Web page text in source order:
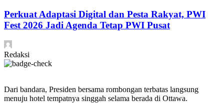
Perkuat Adaptasi Digital dan Pesta Rakyat, PWI
Fest 2026 Jadi Agenda Tetap PWI Pusat
Redaksi
Dari bandara, Presiden bersama rombongan terbatas langsung
menuju hotel tempatnya singgah selama berada di Ottawa.